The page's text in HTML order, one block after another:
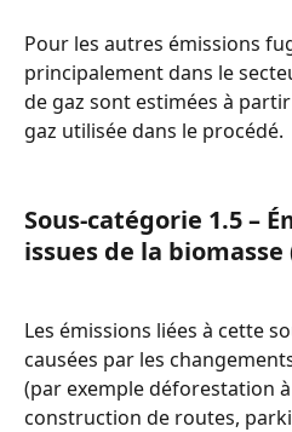
Pour les autres émissions
principalement dans le
de gaz sont estimées à
gaz utilisée dans le procédé.
Sous-catégorie 1.5 –
issues de la
Les émissions liées à cette
causées par les
(par exemple déforestation
construction de routes,